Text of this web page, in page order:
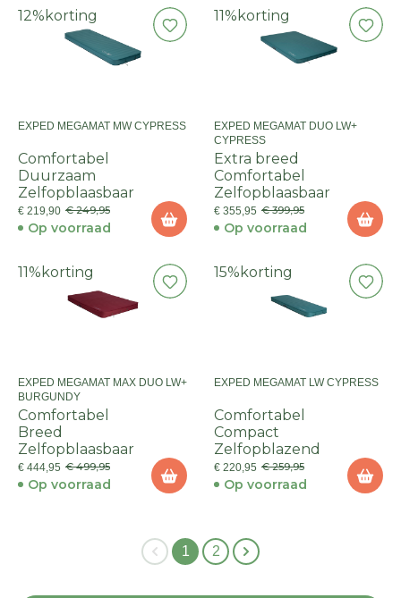
12% korting
EXPED MEGAMAT MW CYPRESS
Comfortabel
Duurzaam
Zelfopblaasbaar
€ 219,90 € 249,95
Op voorraad
11% korting
EXPED MEGAMAT DUO LW+
CYPRESS
Extra breed
Comfortabel
Zelfopblaasbaar
€ 355,95 € 399,95
Op voorraad
11% korting
EXPED MEGAMAT MAX DUO LW+
BURGUNDY
Comfortabel
Breed
Zelfopblaasbaar
€ 444,95 € 499,95
Op voorraad
15% korting
EXPED MEGAMAT LW CYPRESS
Comfortabel
Compact
Zelfopblazend
€ 220,95 € 259,95
Op voorraad
1 2